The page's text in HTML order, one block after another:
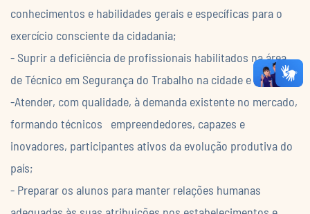
conhecimentos e habilidades gerais e específicas para o
exercício consciente da cidadania;
- Suprir a deficiência de profissionais habilitados na área
de Técnico em Segurança do Trabalho na cidade e região;
-Atender, com qualidade, à demanda existente no mercado,
formando técnicos empreendedores, capazes e
inovadores, participantes ativos da evolução produtiva do
país;
- Preparar os alunos para manter relações humanas